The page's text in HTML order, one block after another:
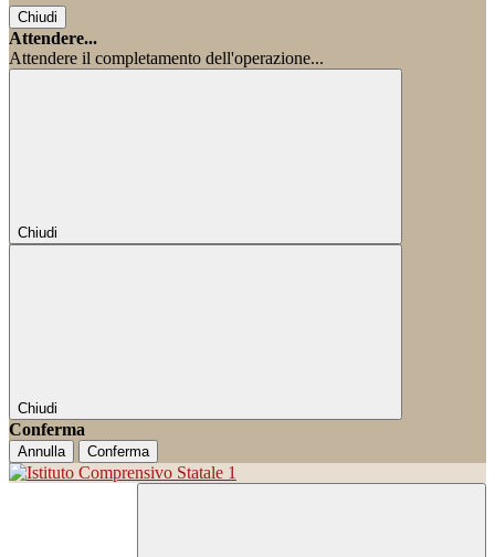
Chiudi
Attendere...
Attendere il completamento dell'operazione...
Chiudi
Chiudi
Conferma
Annulla Conferma